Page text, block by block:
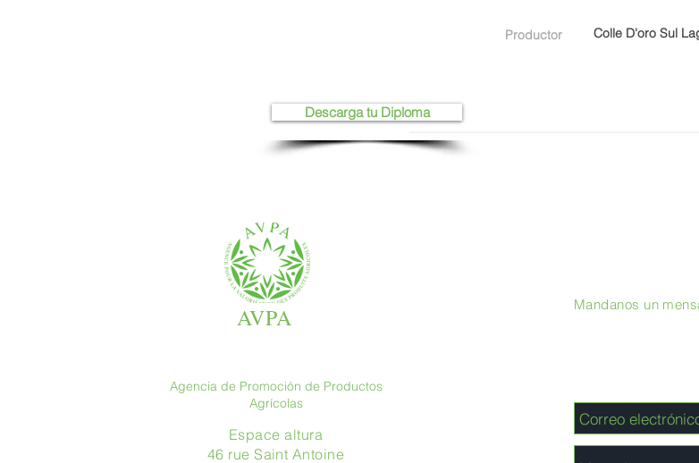
Productor Colle D'oro Sul
Descarga tu Diploma
AVPA
Agencia de Promoción de Productos
Agrícolas
Espace altura
46 rue Saint Antoine
Mandanos un